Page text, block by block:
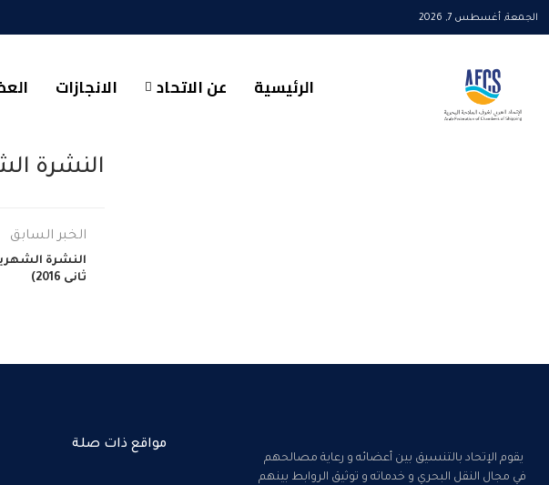
الجمعة, أغسطس 7, 2026
الرئيسية عن الاتحاد الانجازات
النشرة
الخبر السابق
النشرة الشهرية
ثانى 2016)
يقوم الإتحاد بالتنسيق بين أعضائه و رعاية مصالحهم
في مجال النقل البحري و خدماته و توثيق الروابط بينهم
مواقع ذات صلة